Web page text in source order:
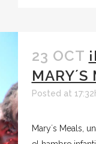
23 OCT
MARY´S
Posted at
Mary´s Meals,